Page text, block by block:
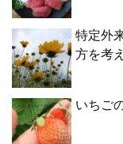
特定外
方を考
いちご